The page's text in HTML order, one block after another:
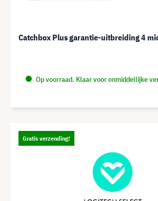
Catchbox Plus garantie-uitbreiding 4
Op voorraad. Klaar voor onmiddellijke
Gratis verzending!